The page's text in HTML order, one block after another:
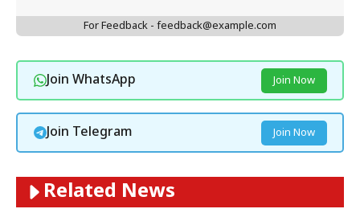
For Feedback - feedback@example.com
Join WhatsApp Join Now
Join Telegram Join Now
Related News